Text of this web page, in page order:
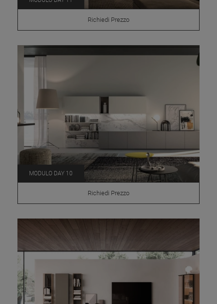
Richiedi Prezzo
MODULO DAY 10
Richiedi Prezzo